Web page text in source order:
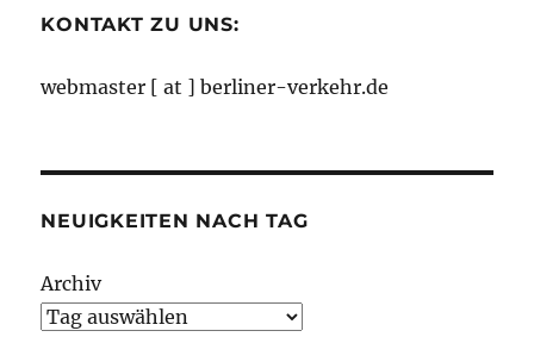
KONTAKT ZU UNS:
webmaster [ at ] berliner-verkehr.de
NEUIGKEITEN NACH TAG
Archiv